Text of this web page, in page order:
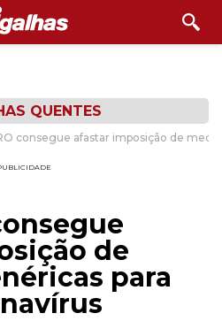
QUENTES
consegue afastar imposição de
de
para